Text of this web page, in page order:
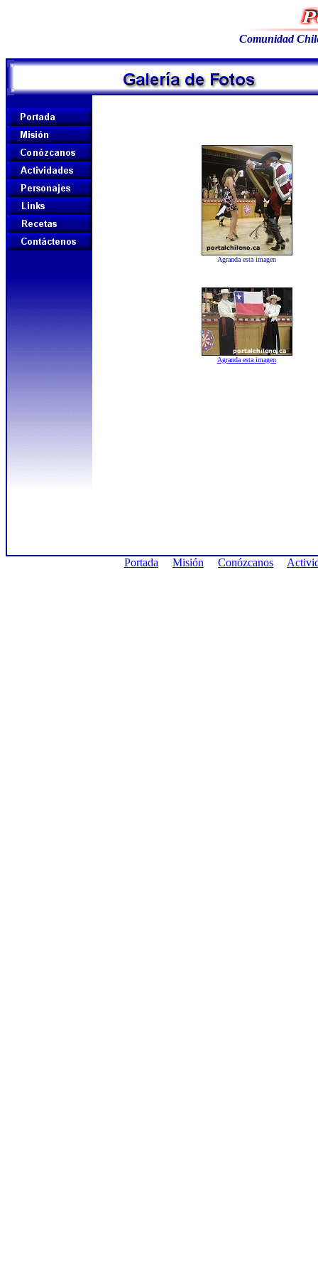
Comunidad
Agranda esta imagen
Agranda esta imagen
Portada Misión Conózcanos